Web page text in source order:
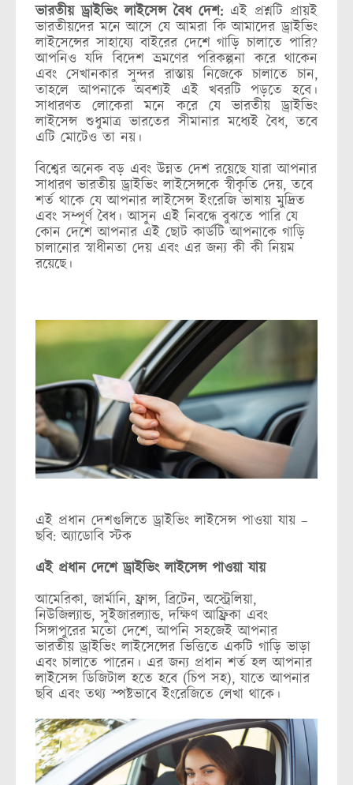
ভারতীয় ড্রাইভিং লাইসেন্স বৈধ দেশ: এই প্রশ্নটি প্রায়ই
ভারতীয়দের মনে আসে যে আমরা কি আমাদের ড্রাইভিং
লাইসেন্সের সাহায্যে বাইরের দেশে গাড়ি চালাতে পারি?
আপনিও যদি বিদেশ ভ্রমণের পরিকল্পনা করে থাকেন
এবং সেখানকার সুন্দর রাস্তায় নিজেকে চালাতে চান,
তাহলে আপনাকে অবশ্যই এই খবরটি পড়তে হবে।
সাধারণত লোকেরা মনে করে যে ভারতীয় ড্রাইভিং
লাইসেন্স শুধুমাত্র ভারতের সীমানার মধ্যেই বৈধ, তবে
এটি মোটেও তা নয়।
বিশ্বের অনেক বড় এবং উন্নত দেশ রয়েছে যারা আপনার
সাধারণ ভারতীয় ড্রাইভিং লাইসেন্সকে স্বীকৃতি দেয়, তবে
শর্ত থাকে যে আপনার লাইসেন্স ইংরেজি ভাষায় মুদ্রিত
এবং সম্পূর্ণ বৈধ। আসুন এই নিবন্ধে বুঝতে পারি যে
কোন দেশে আপনার এই ছোট কার্ডটি আপনাকে গাড়ি
চালানোর স্বাধীনতা দেয় এবং এর জন্য কী কী নিয়ম
রয়েছে।
এই প্রধান দেশগুলিতে ড্রাইভিং লাইসেন্স পাওয়া যায় –
ছবি: অ্যাডোবি স্টক
এই প্রধান দেশে ড্রাইভিং লাইসেন্স পাওয়া যায়
আমেরিকা, জার্মানি, ফ্রান্স, ব্রিটেন, অস্ট্রেলিয়া,
নিউজিল্যান্ড, সুইজারল্যান্ড, দক্ষিণ আফ্রিকা এবং
সিঙ্গাপুরের মতো দেশে, আপনি সহজেই আপনার
ভারতীয় ড্রাইভিং লাইসেন্সের ভিত্তিতে একটি গাড়ি ভাড়া
এবং চালাতে পারেন। এর জন্য প্রধান শর্ত হল আপনার
লাইসেন্স ডিজিটাল হতে হবে (চিপ সহ), যাতে আপনার
ছবি এবং তথ্য স্পষ্টভাবে ইংরেজিতে লেখা থাকে।